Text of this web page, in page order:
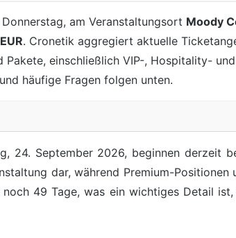
am Veranstaltungsort Moody
. Cronetik aggregiert aktuelle
einschließlich VIP-, Hospitality-
häufige Fragen folgen unten.
24. September 2026, beginnen derzeit
dar, während Premium-Positionen
49 Tage, was ein wichtiges Detail